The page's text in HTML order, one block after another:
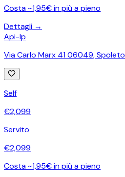
Costa ~1,95€ in più a pieno
Dettagli →
Api-Ip
Via Carlo Marx 41 06049,Spoleto
Self
€2,099
Servito
€2,099
Costa ~1,95€ in più a pieno